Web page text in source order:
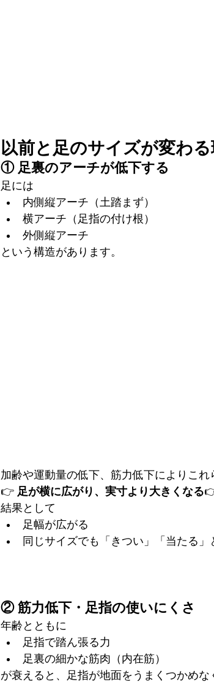
以前と足のサイズが変わる
① 足裏のアーチが低下する
足には
内側縦アーチ（土踏まず）
横アーチ（足指の付け根）
外側縦アーチ
という構造があります。
加齢や運動量の低下、筋力低下によりこ
👉 足が横に広がり、実寸より大きくなる
結果として
足幅が広がる
同じサイズでも「きつい」「当たる」
② 筋力低下・足指の使いにくさ
年齢とともに
足指で踏ん張る力
足裏の細かな筋肉（内在筋）
が衰えると、足指が地面をうまくつかめな